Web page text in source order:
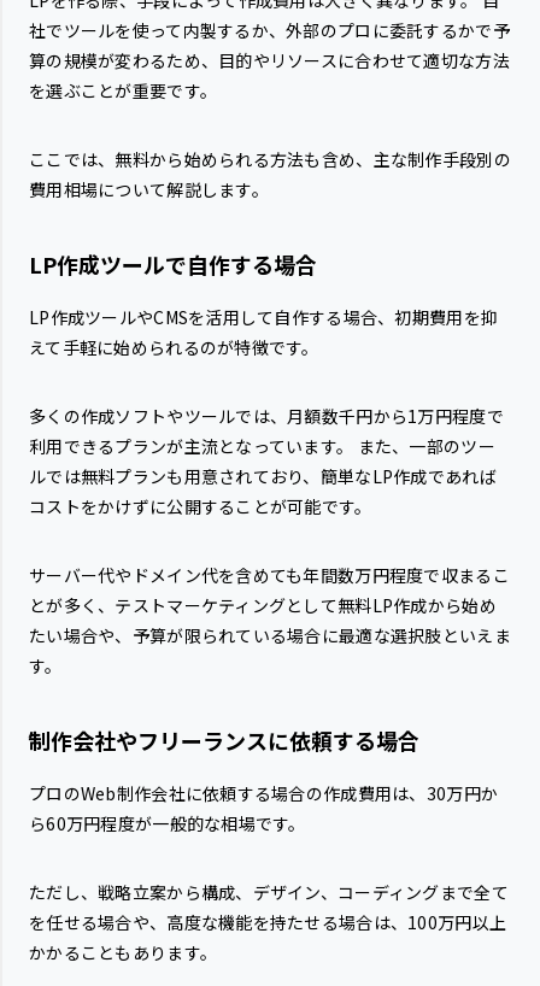
社でツールを使って内製するか、外部のプロに委託するかで予
算の規模が変わるため、目的やリソースに合わせて適切な方法
を選ぶことが重要です。
ここでは、無料から始められる方法も含め、主な制作手段別の
費用相場について解説します。
LP作成ツールで自作する場合
LP作成ツールやCMSを活用して自作する場合、初期費用を抑
えて手軽に始められるのが特徴です。
多くの作成ソフトやツールでは、月額数千円から1万円程度で
利用できるプランが主流となっています。 また、一部のツー
ルでは無料プランも用意されており、簡単なLP作成であれば
コストをかけずに公開することが可能です。
サーバー代やドメイン代を含めても年間数万円程度で収まるこ
とが多く、テストマーケティングとして無料LP作成から始め
たい場合や、予算が限られている場合に最適な選択肢といえま
す。
制作会社やフリーランスに依頼する場合
プロのWeb制作会社に依頼する場合の作成費用は、30万円か
ら60万円程度が一般的な相場です。
ただし、戦略立案から構成、デザイン、コーディングまで全て
を任せる場合や、高度な機能を持たせる場合は、100万円以上
かかることもあります。